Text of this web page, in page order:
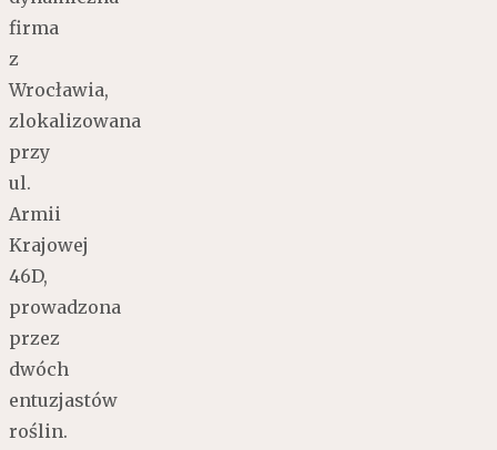
firma
z
Wrocławia,
zlokalizowana
przy
ul.
Armii
Krajowej
46D,
prowadzona
przez
dwóch
entuzjastów
roślin.